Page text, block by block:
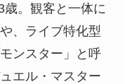
歳。観客と一体に
、ライブ特化型
ンスター」と呼
エル・マスター